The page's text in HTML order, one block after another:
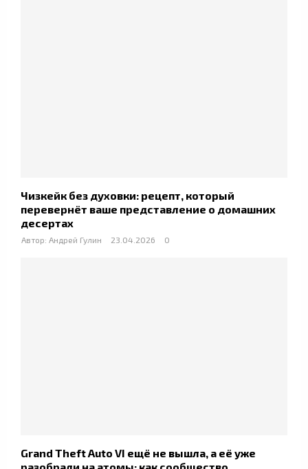
Чизкейк без духовки: рецепт, который
перевернёт ваше представление о домашних
десертах
Автор: Андрей Гулин 23.04.2026 0
Grand Theft Auto VI ещё не вышла, а её уже